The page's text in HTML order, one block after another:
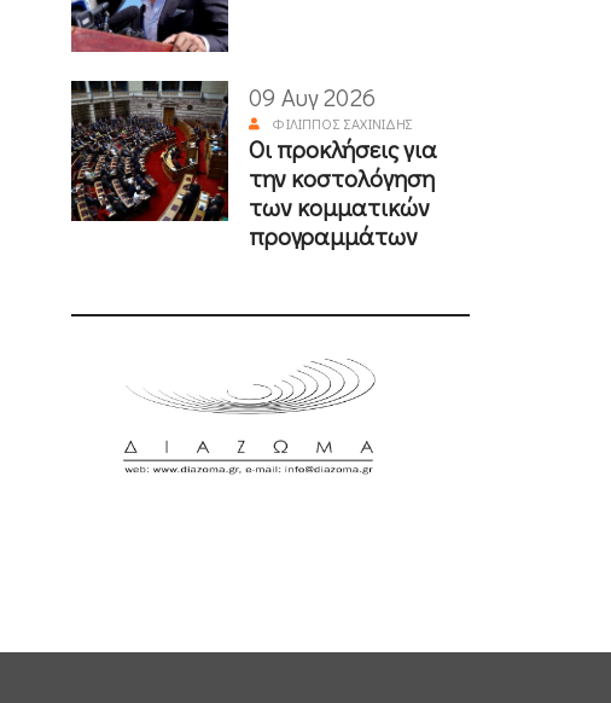
09 Αυγ 2026
ΦΊΛΙΠΠΟΣ ΣΑΧΙΝΊΔΗΣ
Οι προκλήσεις για
την κοστολόγηση
των κομματικών
προγραμμάτων